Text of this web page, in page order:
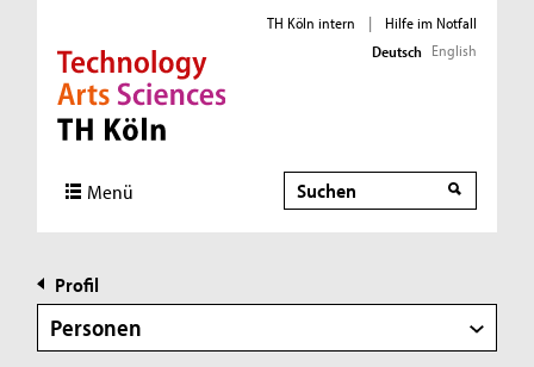
Direkt zur Hauptnavigation
Direkt zur Subnavigation
Direkt zum Inhalt
Direkt zum Fußbereich
TH Köln intern |
Hilfe im Notfall
Deutsch English
Menü Suche
Profil
Personen